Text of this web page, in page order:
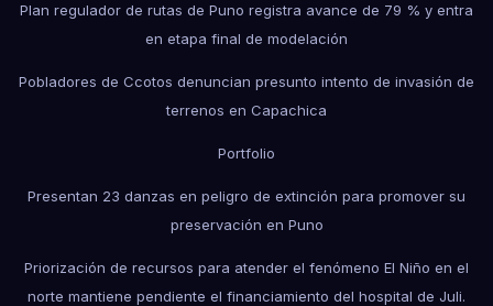
Plan regulador de rutas de Puno registra avance de 79 % y entra
en etapa final de modelación
Pobladores de Ccotos denuncian presunto intento de invasión de
terrenos en Capachica
Portfolio
Presentan 23 danzas en peligro de extinción para promover su
preservación en Puno
Priorización de recursos para atender el fenómeno El Niño en el
norte mantiene pendiente el financiamiento del hospital de Juli.